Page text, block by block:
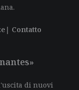
| Contatto
di nuovi